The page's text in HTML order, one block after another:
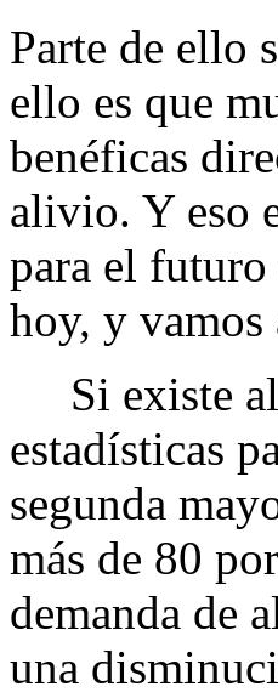
Parte de ello
ello es que
benéficas
alivio. Y eso
para el futuro
hoy, y vamos
Si existe
estadísticas
segunda
más de 80
demanda de
una